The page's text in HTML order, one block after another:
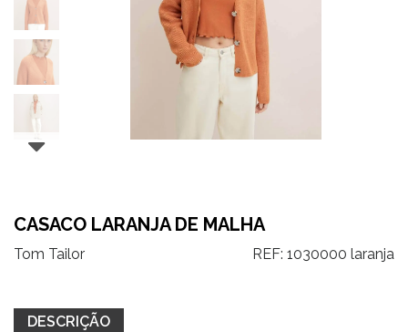
CASACO LARANJA DE MALHA
Tom Tailor REF: 1030000 laranja
DESCRIÇÃO